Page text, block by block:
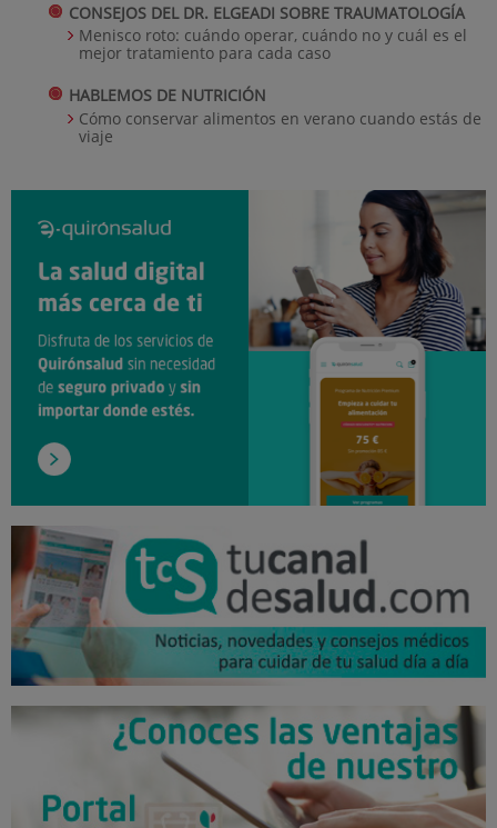
CONSEJOS DEL DR. ELGEADI SOBRE TRAUMATOLOGÍA
Menisco roto: cuándo operar, cuándo no y cuál es el
mejor tratamiento para cada caso
HABLEMOS DE NUTRICIÓN
Cómo conservar alimentos en verano cuando estás de
viaje